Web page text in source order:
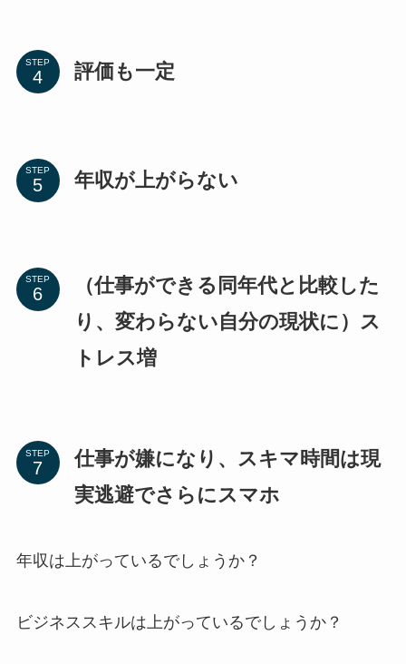
STEP 評価も一定
STEP 年収が上がらない
STEP
（仕事ができる同年代と比較した
り、変わらない自分の現状に）ス
トレス増
STEP
仕事が嫌になり、スキマ時間は現
実逃避でさらにスマホ
年収は上がっているでしょうか？
ビジネススキルは上がっているでしょうか？